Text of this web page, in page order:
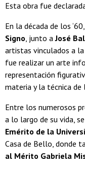
Esta obra fue
En la década de los
Signo, junto aJosé
artistas vinculados a
fue realizar un arte
representación
materia y la técnica de
Entre los numerosos
a lo largo de su vida,
Emérito de la
Casa de Bello, donde
al Mérito Gabriela